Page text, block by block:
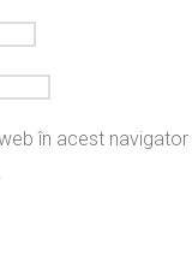
în acest navigator